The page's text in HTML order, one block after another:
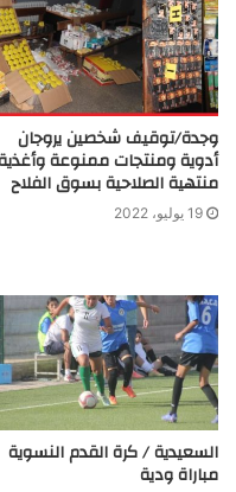
وجدة/توقيف شخصين يروجان
أدوية ومنتجات ممنوعة
منتهية الصلاحية بسوق الفلاح
19 يوليو، 2022
السعيدية / كرة القدم النسوية
مباراة ودية